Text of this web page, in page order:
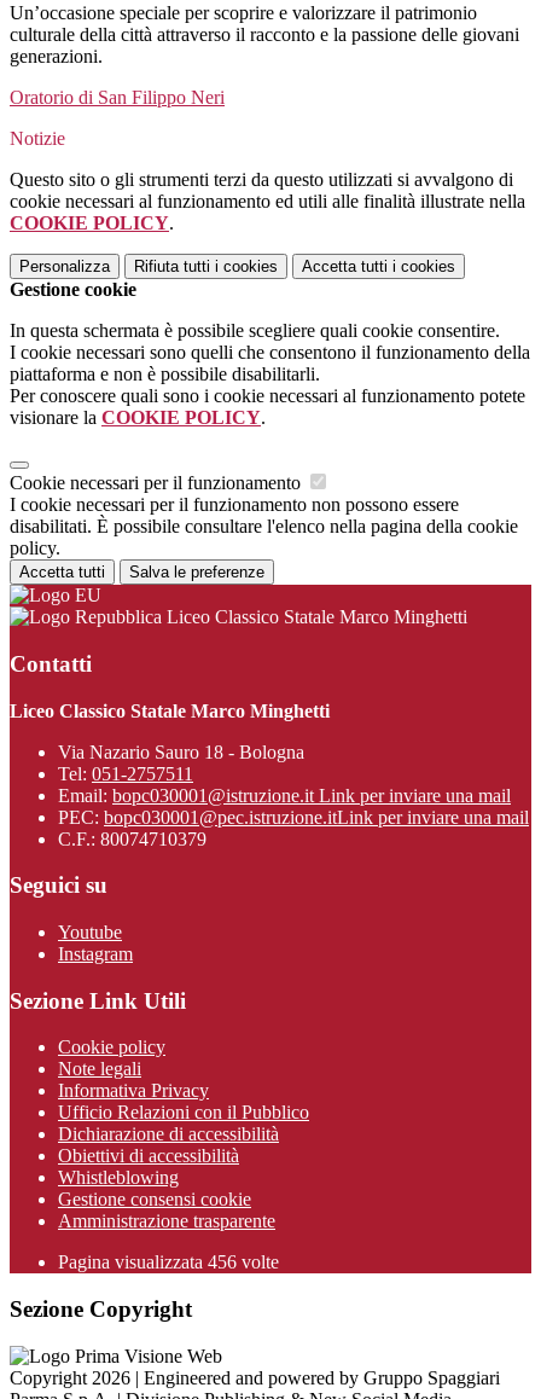
Un’occasione speciale per scoprire e valorizzare il patrimonio
culturale della città attraverso il racconto e la passione delle giovani
generazioni.
Oratorio di San Filippo Neri
Notizie
Questo sito o gli strumenti terzi da questo utilizzati si avvalgono di
cookie necessari al funzionamento ed utili alle finalità illustrate nella
COOKIE POLICY.
Personalizza Rifiuta tutti i cookies Accetta tutti i cookies
Gestione cookie
In questa schermata è possibile scegliere quali cookie consentire.
I cookie necessari sono quelli che consentono il funzionamento della
piattaforma e non è possibile disabilitarli.
Per conoscere quali sono i cookie necessari al funzionamento potete
visionare la COOKIE POLICY.
Cookie necessari per il funzionamento
I cookie necessari per il funzionamento non possono essere
disabilitati. È possibile consultare l'elenco nella pagina della cookie
policy.
Accetta tutti Salva le preferenze
Liceo Classico Statale Marco Minghetti
Contatti
Liceo Classico Statale Marco Minghetti
Via Nazario Sauro 18 - Bologna
Tel: 051-2757511
Email: bopc030001@istruzione.it Link per inviare una mail
PEC: bopc030001@pec.istruzione.itLink per inviare una mail
C.F.: 80074710379
Seguici su
Youtube
Instagram
Sezione Link Utili
Cookie policy
Note legali
Informativa Privacy
Ufficio Relazioni con il Pubblico
Dichiarazione di accessibilità
Obiettivi di accessibilità
Whistleblowing
Gestione consensi cookie
Amministrazione trasparente
Pagina visualizzata 456 volte
Sezione Copyright
Copyright 2026 | Engineered and powered by Gruppo Spaggiari